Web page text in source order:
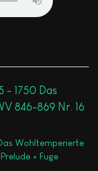
- 1750 Das
846-869 Nr. 16